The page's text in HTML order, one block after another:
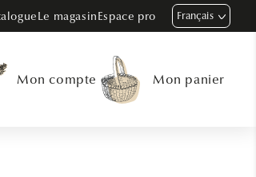
Le magasinEspace pro Français
Mon compte Mon panier